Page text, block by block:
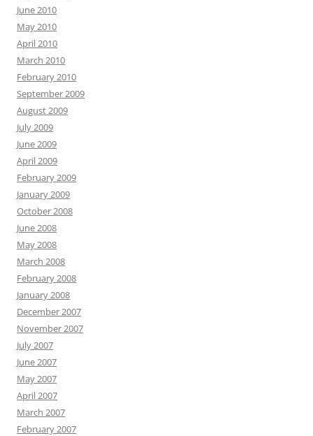
June 2010
May 2010
April 2010
March 2010
February 2010
September 2009
August 2009
July 2009
June 2009
April 2009
February 2009
January 2009
October 2008
June 2008
May 2008
March 2008
February 2008
January 2008
December 2007
November 2007
July 2007
June 2007
May 2007
April 2007
March 2007
February 2007